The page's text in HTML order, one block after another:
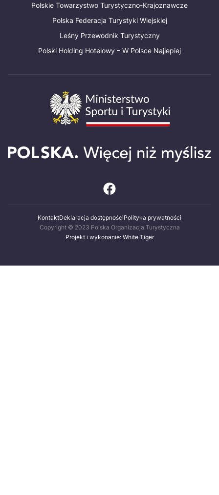
Polskie Towarzystwo Turystyczno-Krajoznawcze
Polska Federacja Turystyki Wiejskiej
Leśny Przewodnik Turystyczny
Polski Holding Hotelowy – W Polsce Najlepiej
KontaktDeklaracja dostępnościPolityka prywatności
Copyright © 2023 Polska Organizacja Turystyczna
Projekt i wykonanie: White Tiger